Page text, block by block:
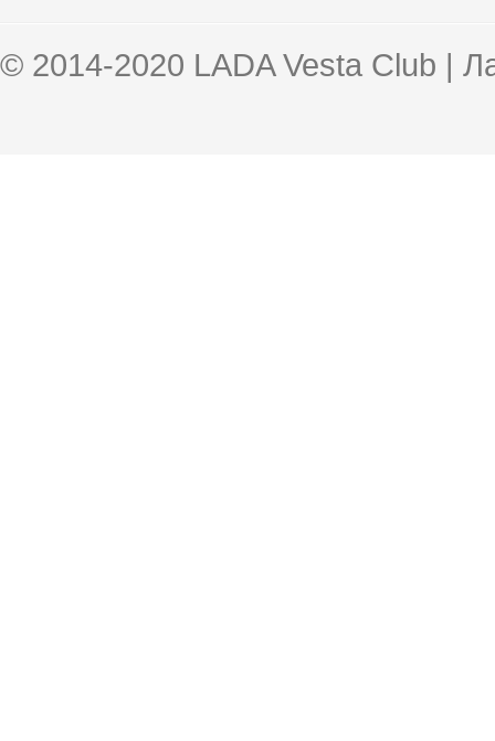
© 2014-2020 LADA Vesta Club |